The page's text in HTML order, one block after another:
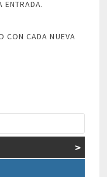
ENTRADA.
CON CADA NUEVA
>